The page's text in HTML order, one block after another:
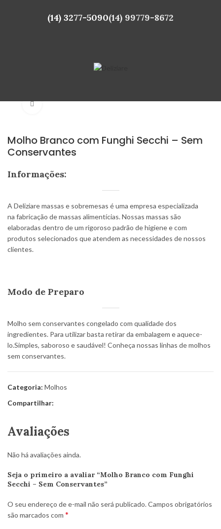
(14) 3277-5090(14) 99779-8672
Molho Branco com Funghi Secchi – Sem
Conservantes
Informações:
A Deliziare massas e sobremesas é uma empresa especializada
na fabricação de massas alimentícias. Nossas massas são
elaboradas dentro de um rigoroso padrão de higiene e com
produtos selecionados que atendem as necessidades de nossos
clientes.
Modo de Preparo
Molho sem conservantes congelado com qualidade dos
ingredientes. Para utilizar basta retirar da embalagem e aquece-
lo.Simples, saboroso e saudável! Conheça nossas linhas de molhos
sem conservantes.
Categoria: Molhos
Compartilhar:
Avaliações
Não há avaliações ainda.
Seja o primeiro a avaliar “Molho Branco com Funghi
Secchi – Sem Conservantes”
O seu endereço de e-mail não será publicado.Campos obrigatórios
são marcados com *